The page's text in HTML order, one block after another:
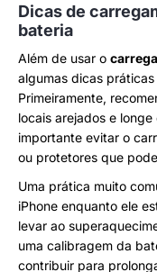
Dicas de
bateria
Além de usar o
algumas dicas
Primeiramente,
locais arejados e
importante evitar o
ou protetores que
Uma prática muito
iPhone enquanto ele
levar ao
uma calibragem da
contribuir para